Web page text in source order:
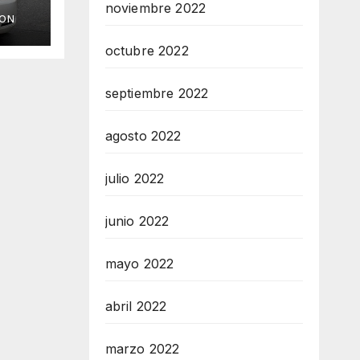
noviembre 2022
octubre 2022
septiembre 2022
agosto 2022
julio 2022
junio 2022
mayo 2022
abril 2022
marzo 2022